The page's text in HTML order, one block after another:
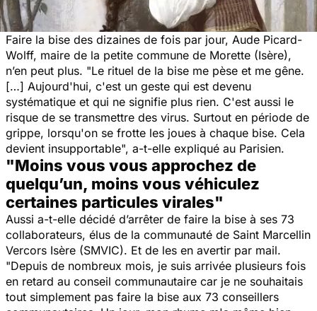
Faire la bise des dizaines de fois par jour, Aude Picard-
Wolff, maire de la petite commune de Morette (Isère),
n’en peut plus. "Le rituel de la bise me pèse et me gêne.
[…] Aujourd'hui, c'est un geste qui est devenu
systématique et qui ne signifie plus rien. C'est aussi le
risque de se transmettre des virus. Surtout en période de
grippe, lorsqu'on se frotte les joues à chaque bise. Cela
devient insupportable", a-t-elle expliqué au Parisien.
"Moins vous vous approchez de
quelqu’un, moins vous véhiculez
certaines particules virales"
Aussi a-t-elle décidé d’arrêter de faire la bise à ses 73
collaborateurs, élus de la communauté de Saint­ Marcellin
Vercors Isère (SMVIC). Et de les en avertir par mail.
"Depuis de nombreux mois, je suis arrivée plusieurs fois
en retard au conseil communautaire car je ne souhaitais
tout simplement pas faire la bise aux 73 conseillers